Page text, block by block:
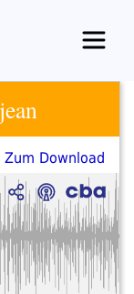
Zum Download